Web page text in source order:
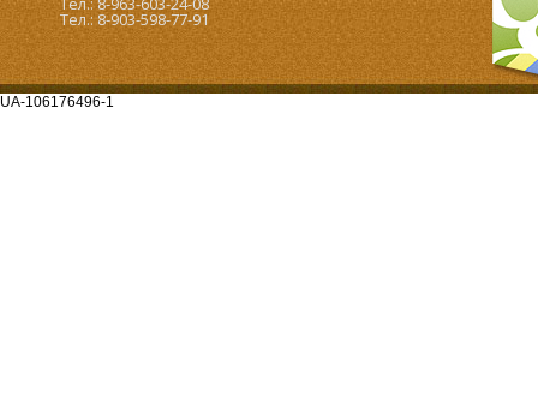
Тел.: 8-903-598-77-91
UA-106176496-1